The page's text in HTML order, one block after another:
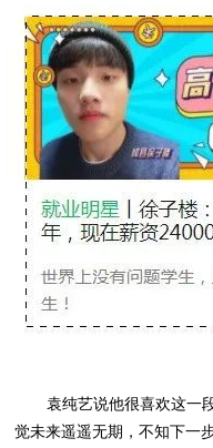
袁纯艺说他很喜欢这一
觉未来遥遥无期，不知下一